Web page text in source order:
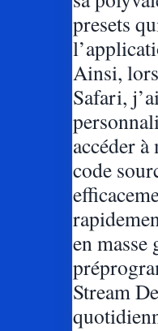
presets
Ainsi,
Safari,
accéder
code
en masse
Stream